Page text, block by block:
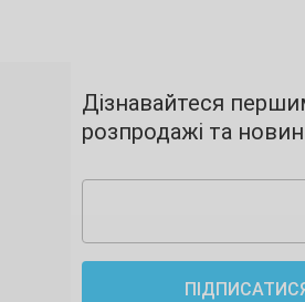
Дізнавайтеся
розпродажі та